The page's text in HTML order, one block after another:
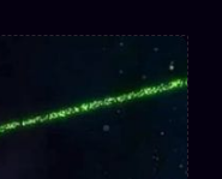
POLITIQUE